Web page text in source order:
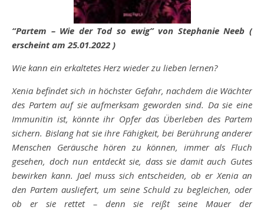
“Partem – Wie der Tod so ewig” von Stephanie Neeb (
erscheint am 25.01.2022 )
Wie kann ein erkaltetes Herz wieder zu lieben lernen?
Xenia befindet sich in höchster Gefahr, nachdem die Wächter
des Partem auf sie aufmerksam geworden sind. Da sie eine
Immunitin ist, könnte ihr Opfer das Überleben des Partem
sichern. Bislang hat sie ihre Fähigkeit, bei Berührung anderer
Menschen Geräusche hören zu können, immer als Fluch
gesehen, doch nun entdeckt sie, dass sie damit auch Gutes
bewirken kann. Jael muss sich entscheiden, ob er Xenia an
den Partem ausliefert, um seine Schuld zu begleichen, oder
ob er sie rettet – denn sie reißt seine Mauer der